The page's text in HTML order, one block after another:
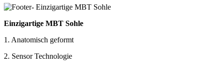
Einzigartige MBT Sohle
1. Anatomisch geformt
2. Sensor Technologie